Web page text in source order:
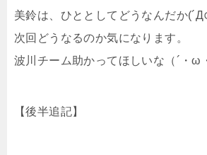
美鈴は、ひととしてどうなんだか
次回どうなるのか気になります。
波川チーム助かってほしいな（´・ω
【後半追記】